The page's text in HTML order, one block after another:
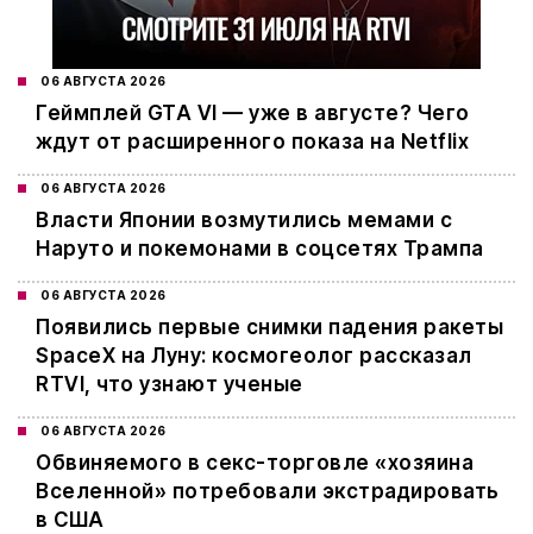
06 АВГУСТА 2026
Геймплей GTA VI — уже в августе? Чего
ждут от расширенного показа на Netflix
06 АВГУСТА 2026
Власти Японии возмутились мемами с
Наруто и покемонами в соцсетях Трампа
06 АВГУСТА 2026
Появились первые снимки падения ракеты
SpaceX на Луну: космогеолог рассказал
RTVI, что узнают ученые
06 АВГУСТА 2026
Обвиняемого в секс-торговле «хозяина
Вселенной» потребовали экстрадировать
в США